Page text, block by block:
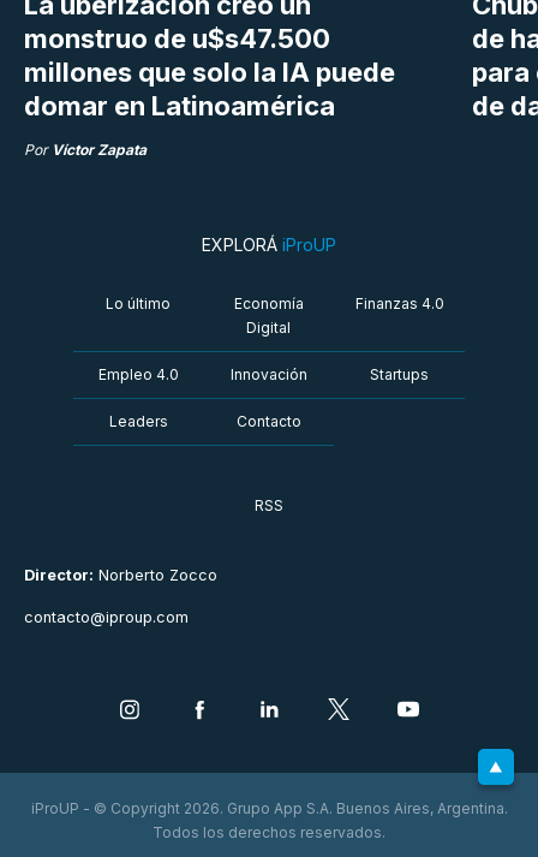
monstruo de u$s47.500
millones que solo la IA puede
domar en Latinoamérica
Por Víctor Zapata
de
para
de
Director: Norberto Zocco
contacto@iproup.com
EXPLORÁ iProUP
Lo último
Economía
Digital
Finanzas 4.0
Empleo 4.0 Innovación Startups
Leaders Contacto
RSS
iProUP - © Copyright 2026. Grupo App S.A. Buenos Aires, Argentina.
Todos los derechos reservados.